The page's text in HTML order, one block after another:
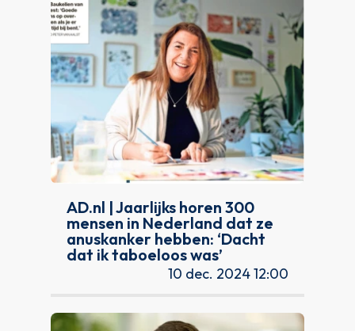
AD.nl | Jaarlijks horen 300
mensen in Nederland dat ze
anuskanker hebben: ‘Dacht
dat ik taboeloos was’
10 dec. 2024 12:00